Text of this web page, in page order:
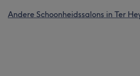
Andere Schoonheidssalons in Ter